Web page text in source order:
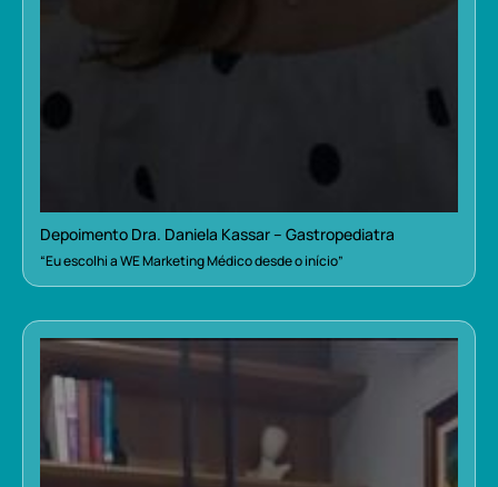
Depoimento Dra. Daniela Kassar – Gastropediatra
“Eu escolhi a WE Marketing Médico desde o início”